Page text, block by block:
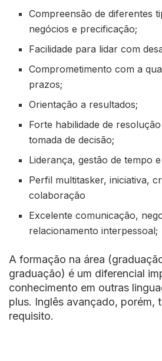
Compreensão de diferentes
negócios e precificação;
Facilidade para lidar com
Comprometimento com a
prazos;
Orientação a resultados;
Forte habilidade de
tomada de decisão;
Liderança, gestão de tempo
Perfil multitasker, iniciativa,
colaboração
Excelente comunicação,
relacionamento interpessoal;
A formação na área
graduação) é um diferencial
conhecimento em outras
plus. Inglês avançado, porém,
requisito.